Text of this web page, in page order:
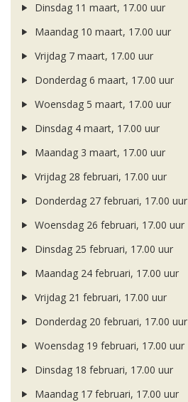
Dinsdag 11 maart, 17.00 uur
Maandag 10 maart, 17.00 uur
Vrijdag 7 maart, 17.00 uur
Donderdag 6 maart, 17.00 uur
Woensdag 5 maart, 17.00 uur
Dinsdag 4 maart, 17.00 uur
Maandag 3 maart, 17.00 uur
Vrijdag 28 februari, 17.00 uur
Donderdag 27 februari, 17.00 uur
Woensdag 26 februari, 17.00 uur
Dinsdag 25 februari, 17.00 uur
Maandag 24 februari, 17.00 uur
Vrijdag 21 februari, 17.00 uur
Donderdag 20 februari, 17.00 uur
Woensdag 19 februari, 17.00 uur
Dinsdag 18 februari, 17.00 uur
Maandag 17 februari, 17.00 uur